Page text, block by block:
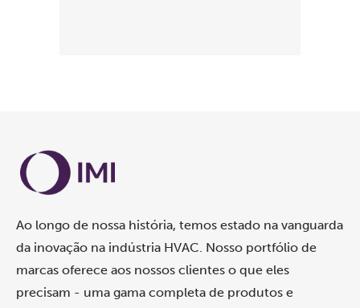
Ao longo de nossa história, temos estado na vanguarda
da inovação na indústria HVAC. Nosso portfólio de
marcas oferece aos nossos clientes o que eles
precisam - uma gama completa de produtos e